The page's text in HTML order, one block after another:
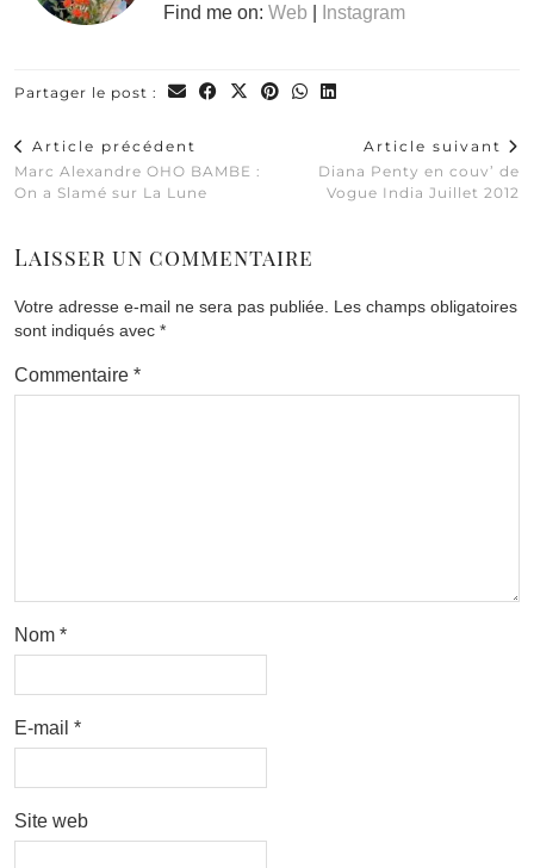
Find me on: Web Instagram
Partager le post :
Article précédent
Marc Alexandre OHO BAMBE :
On a Slamé sur La Lune
Article suivant
Diana Penty en couv’ de
Vogue India Juillet 2012
Laisser un commentaire
Votre adresse e-mail ne sera pas publiée. Les champs obligatoires
sont indiqués avec *
Commentaire *
Nom *
E-mail *
Site web